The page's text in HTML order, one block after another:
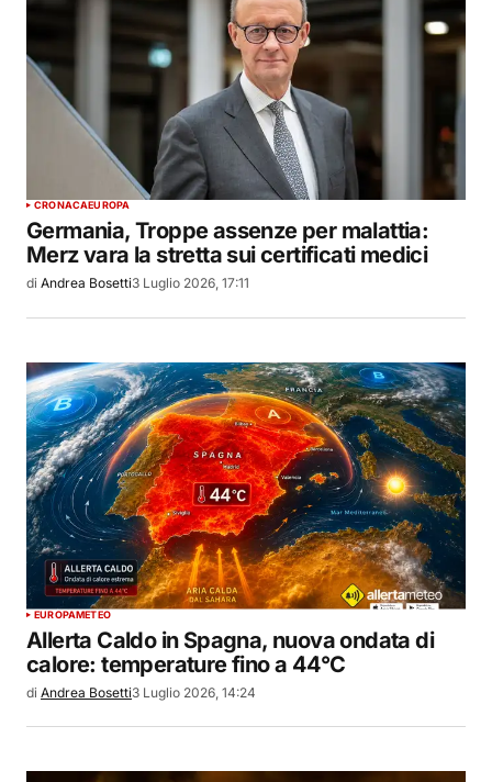
CRONACAEUROPA
Germania, Troppe assenze per malattia:
Merz vara la stretta sui certificati medici
di Andrea Bosetti3 Luglio 2026, 17:11
EUROPAMETEO
Allerta Caldo in Spagna, nuova ondata di
calore: temperature fino a 44°C
di Andrea Bosetti3 Luglio 2026, 14:24